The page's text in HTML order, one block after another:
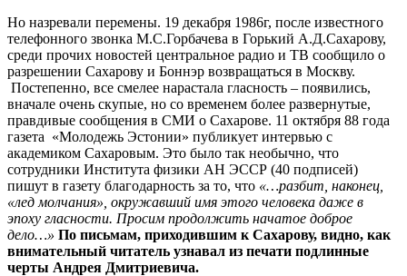
Но назревали перемены. 19 декабря 1986г, после известного
телефонного звонка М.С.Горбачева в Горький А.Д.Сахарову,
среди прочих новостей центральное радио и ТВ сообщило о
разрешении Сахарову и Боннэр возвращаться в Москву.
Постепенно, все смелее нарастала гласность – появились,
вначале очень скупые, но со временем более развернутые,
правдивые сообщения в СМИ о Сахарове. 11 октября 88 года
газета «Молодежь Эстонии» публикует интервью с
академиком Сахаровым. Это было так необычно, что
сотрудники Института физики АН ЭССР (40 подписей)
пишут в газету благодарность за то, что «…разбит, наконец,
«лед молчания», окружавший имя этого человека даже в
эпоху гласности. Просим продолжить начатое доброе
дело…» По письмам, приходившим к Сахарову, видно, как
внимательный читатель узнавал из печати подлинные
черты Андрея Дмитриевича.